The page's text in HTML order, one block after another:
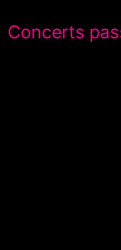
Concerts